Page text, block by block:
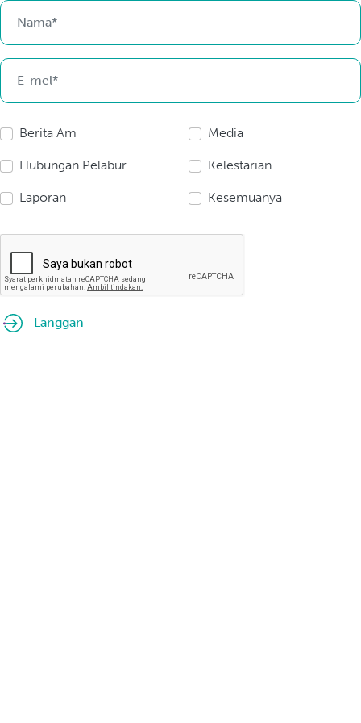
Berita Am Media
Hubungan Pelabur Kelestarian
Laporan Kesemuanya
Langgan